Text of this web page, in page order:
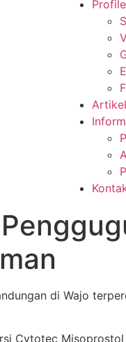
Profile
Artikel
di Wajo
Cytotec